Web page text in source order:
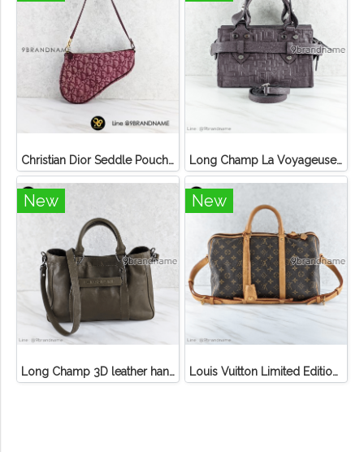
Christian Dior Seddle Pouch Accessory Hand Bag Long Champ La Voyageuse Bag Leather
New
Long Champ 3D leather handbag
New
Louis Vuitton Limited Edition Monogram Canvas Sofia Coppola SC Bag